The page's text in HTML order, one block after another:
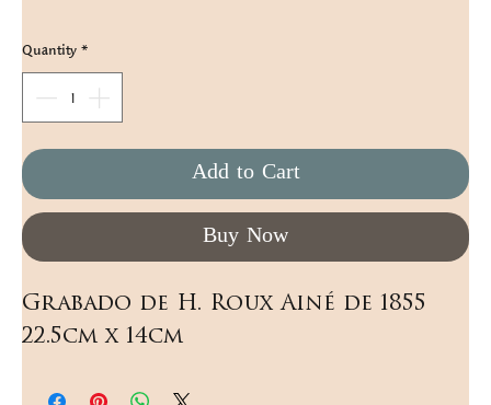
Quantity*
Add to Cart
Buy Now
Grabado de H. Roux Ainé de 1855
22.5cm x 14cm